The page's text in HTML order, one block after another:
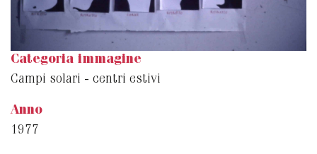
Categoria immagine
Campi solari - centri estivi
Anno
1977